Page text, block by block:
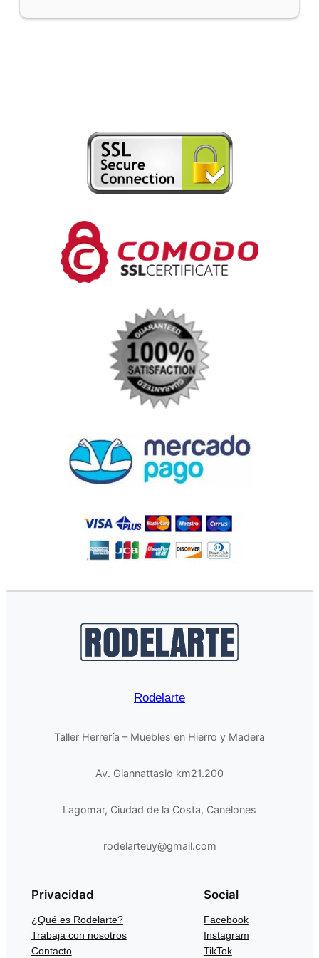
Rodelarte
Taller Herrería – Muebles en Hierro y Madera
Av. Giannattasio km21.200
Lagomar, Ciudad de la Costa, Canelones
rodelarteuy@gmail.com
Privacidad
¿Qué es Rodelarte?
Trabaja con nosotros
Contacto
Social
Facebook
Instagram
TikTok